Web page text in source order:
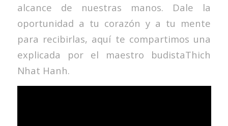
alcance de nuestras manos. Dale la
oportunidad a tu corazón y a tu mente
para recibirlas, aquí te compartimos una
explicada por el maestro budistaThich
Nhat Hanh.